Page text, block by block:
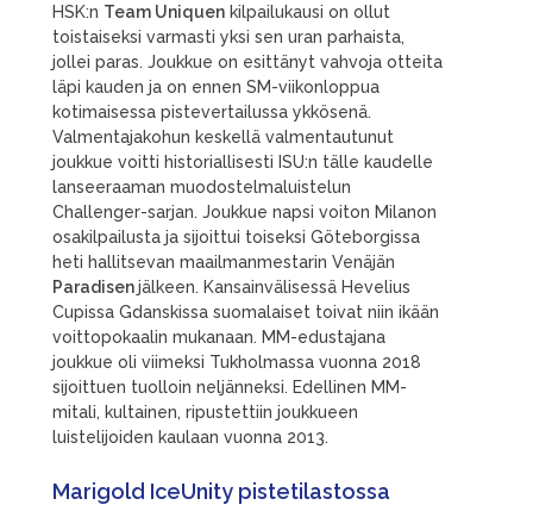
HSK:n Team Uniquen kilpailukausi on ollut
toistaiseksi varmasti yksi sen uran parhaista,
jollei paras. Joukkue on esittänyt vahvoja otteita
läpi kauden ja on ennen SM-viikonloppua
kotimaisessa pistevertailussa ykkösenä.
Valmentajakohun keskellä valmentautunut
joukkue voitti historiallisesti ISU:n tälle kaudelle
lanseeraaman muodostelmaluistelun
Challenger-sarjan. Joukkue napsi voiton Milanon
osakilpailusta ja sijoittui toiseksi Göteborgissa
heti hallitsevan maailmanmestarin Venäjän
Paradisenjälkeen. Kansainvälisessä Hevelius
Cupissa Gdanskissa suomalaiset toivat niin ikään
voittopokaalin mukanaan. MM-edustajana
joukkue oli viimeksi Tukholmassa vuonna 2018
sijoittuen tuolloin neljänneksi. Edellinen MM-
mitali, kultainen, ripustettiin joukkueen
luistelijoiden kaulaan vuonna 2013.
Marigold IceUnity pistetilastossa